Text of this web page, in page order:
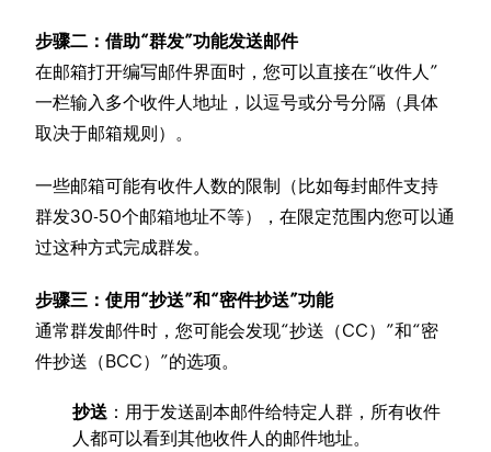
步骤二：借助“群发”功能发送邮件
在邮箱打开编写邮件界面时，您可以直接在“收件人”
一栏输入多个收件人地址，以逗号或分号分隔（具体
取决于邮箱规则）。
一些邮箱可能有收件人数的限制（比如每封邮件支持
群发30-50个邮箱地址不等），在限定范围内您可以通
过这种方式完成群发。
步骤三：使用“抄送”和“密件抄送”功能
通常群发邮件时，您可能会发现“抄送（CC）”和“密
件抄送（BCC）”的选项。
抄送 ：用于发送副本邮件给特定人群，所有收件
人都可以看到其他收件人的邮件地址。